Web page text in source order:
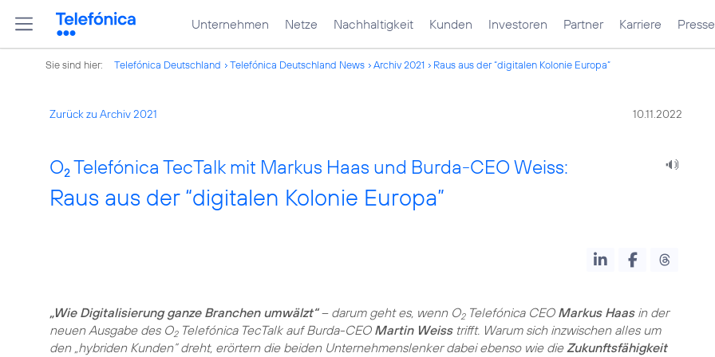
Unternehmen Netze Nachhaltigkeit Kunden Investoren Partner Karriere Presse
Sie sind hier: Telefónica Deutschland Telefónica Deutschland News Archiv 2021 Raus aus der “digitalen Kolonie Europa”
Zurück zu Archiv 2021 10.11.2022
O2 Telefónica TecTalk mit Markus Haas und Burda-CEO Weiss:
Raus aus der “digitalen Kolonie Europa”
„Wie Digitalisierung ganze Branchen umwälzt“– darum geht es, wenn O2Telefónica CEO Markus Haasin der
neuen Ausgabe des O2Telefónica TecTalk auf Burda-CEO Martin Weisstrifft. Warum sich inzwischen alles um
den „hybriden Kunden“ dreht, erörtern die beiden Unternehmenslenker dabei ebenso wie dieZukunftsfähigkeit